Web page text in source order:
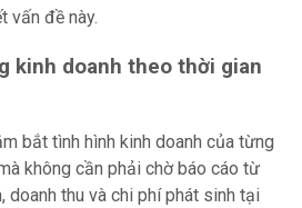
vấn đề này.
kinh doanh theo thời gian
bắt tình hình kinh doanh của từng
không cần phải chờ báo cáo từ
thu và chi phí phát sinh tại